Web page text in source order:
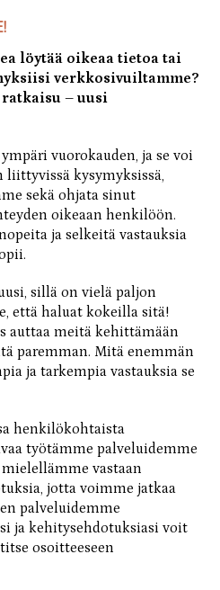
löytää oikeaa tietoa tai
verkkosivuiltamme?
– uusi
vuorokauden, ja se voi
liittyvissä kysymyksissä,
sekä ohjata sinut
oikeaan henkilöön.
ja selkeitä vastauksia
sillä on vielä paljon
että haluat kokeilla sitä!
auttaa meitä kehittämään
paremman. Mitä enemmän
ja tarkempia vastauksia se
henkilökohtaista
työtämme palveluidemme
vastaan
jotta voimme jatkaa
palveluidemme
ja kehitysehdotuksiasi voit
osoitteeseen